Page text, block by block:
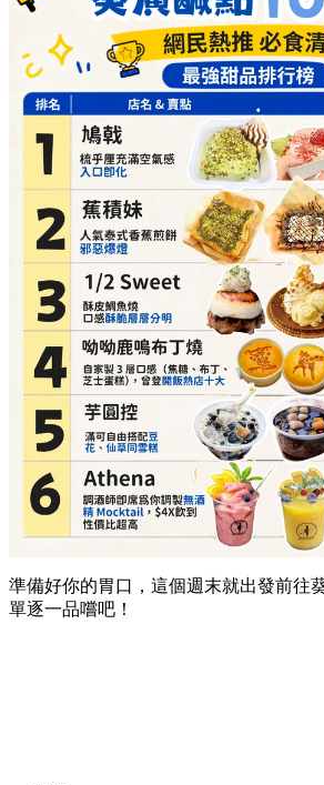
準備好你的胃口，這個週末就出發前往
單逐一品嚐吧！